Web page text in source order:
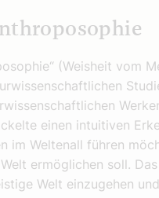
(Weisheit vom
einen intuitiven
im Weltenall führen
Welt ermöglichen soll.
Welt einzugehen